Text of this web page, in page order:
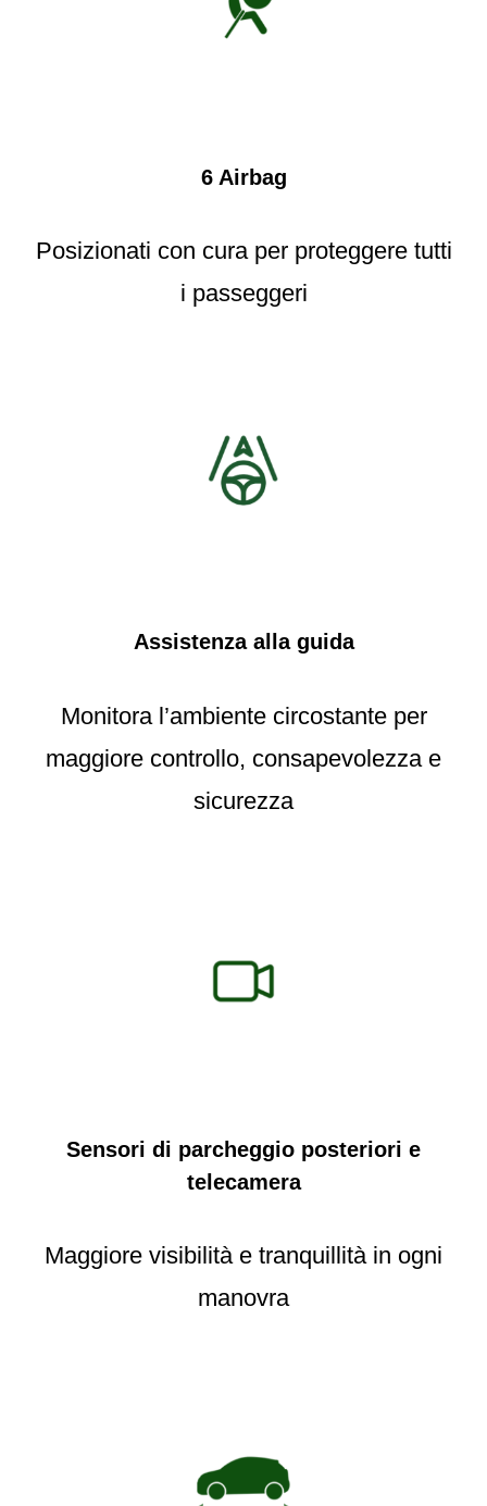
6 Airbag
Posizionati con cura per proteggere tutti
i passeggeri
Assistenza alla guida
Monitora l’ambiente circostante per
maggiore controllo, consapevolezza e
sicurezza
Sensori di parcheggio posteriori e
telecamera
Maggiore visibilità e tranquillità in ogni
manovra